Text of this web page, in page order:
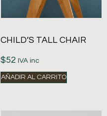
CHILD’S TALL CHAIR
$52 IVA inc
AÑADIR AL CARRITO